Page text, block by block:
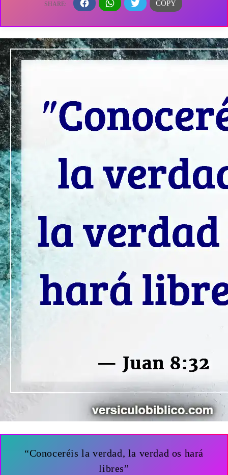
“Conoceréis la verdad, la verdad os hará
libres”